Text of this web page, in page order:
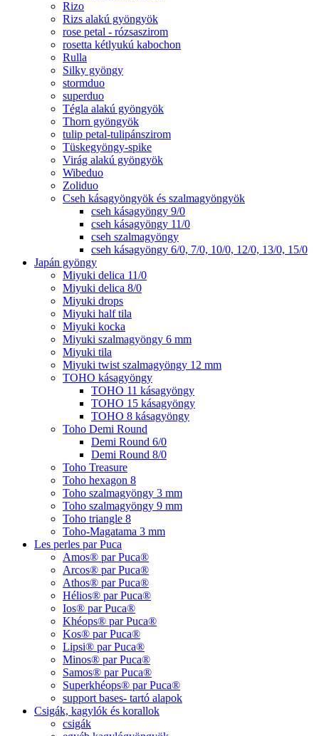
Rizo
Rizs alakú gyöngyök
rose petal - rózsaszirom
rosetta kétlyukú kabochon
Rulla
Silky gyöngy
stormduo
superduo
Tégla alakú gyöngyök
Thorn gyöngyök
tulip petal-tulipánszirom
Tüskegyöngy-spike
Virág alakú gyöngyök
Wibeduo
Zoliduo
Cseh kásagyöngyök és szalmagyöngyök
cseh kásagyöngy 9/0
cseh kásagyöngy 11/0
cseh szalmagyöngy
cseh kásagyöngy 6/0, 7/0, 10/0, 12/0, 13/0, 15/0
Japán gyöngy
Miyuki delica 11/0
Miyuki delica 8/0
Miyuki drops
Miyuki half tila
Miyuki kocka
Miyuki szalmagyöngy 6 mm
Miyuki tila
Miyuki twist szalmagyöngy 12 mm
TOHO kásagyöngy
TOHO 11 kásagyöngy
TOHO 15 kásagyöngy
TOHO 8 kásagyöngy
Toho Demi Round
Demi Round 6/0
Demi Round 8/0
Toho Treasure
Toho hexagon 8
Toho szalmagyöngy 3 mm
Toho szalmagyöngy 9 mm
Toho triangle 8
Toho-Magatama 3 mm
Les perles par Puca
Amos® par Puca®
Arcos® par Puca®
Athos® par Puca®
Hélios® par Puca®
Ios® par Puca®
Khéops® par Puca®
Kos® par Puca®
Lipsi® par Puca®
Minos® par Puca®
Samos® par Puca®
Superkhéops® par Puca®
support bases- tartó alapok
Csigák, kagylók és korallok
csigák